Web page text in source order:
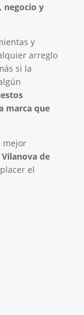
negocio y
y
arreglo
si la
marca que
mejor
de
el